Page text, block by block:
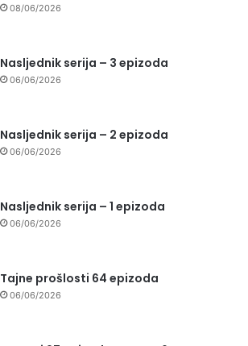
08/06/2026
Nasljednik serija – 3 epizoda
06/06/2026
Nasljednik serija – 2 epizoda
06/06/2026
Nasljednik serija – 1 epizoda
06/06/2026
Tajne prošlosti 64 epizoda
06/06/2026